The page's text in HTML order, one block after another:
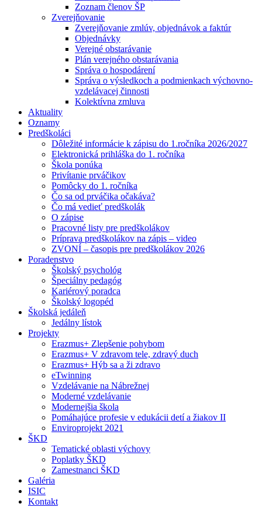
Zoznam členov ŠP
Zverejňovanie
Zverejňovanie zmlúv, objednávok a faktúr
Objednávky
Verejné obstarávanie
Plán verejného obstarávania
Správa o hospodárení
Správa o výsledkoch a podmienkach výchovno-
vzdelávacej činnosti
Kolektívna zmluva
Aktuality
Oznamy
Predškoláci
Dôležité informácie k zápisu do 1.ročníka 2026/2027
Elektronická prihláška do 1. ročníka
Škola ponúka
Privítanie prváčikov
Pomôcky do 1. ročníka
Čo sa od prváčika očakáva?
Čo má vedieť predškolák
O zápise
Pracovné listy pre predškolákov
Príprava predškolákov na zápis – video
ZVONÍ – časopis pre predškolákov 2026
Poradenstvo
Školský psychológ
Špeciálny pedagóg
Kariérový poradca
Školský logopéd
Školská jedáleň
Jedálny lístok
Projekty
Erazmus+ Zlepšenie pohybom
Erazmus+ V zdravom tele, zdravý duch
Erazmus+ Hýb sa a ži zdravo
eTwinning
Vzdelávanie na Nábrežnej
Moderné vzdelávanie
Modernejšia škola
Pomáhajúce profesie v edukácii detí a žiakov II
Enviroprojekt 2021
ŠKD
Tematické oblasti výchovy
Poplatky ŠKD
Zamestnanci ŠKD
Galéria
ISIC
Kontakt